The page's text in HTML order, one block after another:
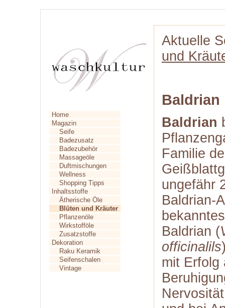
Home
Magazin
Seife
Badezusatz
Badezubehör
Massageöle
Duftmischungen
Wellness
Shopping Tipps
Inhaltsstoffe
Ätherische Öle
Blüten und Kräuter
Pflanzenöle
Wirkstofföle
Zusatzstoffe
Dekoration
Raku Keramik
Seifenschalen
Vintage
Aktuelle
und
Baldrian
Baldrian
Familie
ungefähr
Baldrian-
Baldrian (
officinalils
mit Erfolg